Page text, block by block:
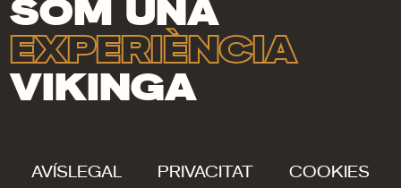
EXPERIÈNCIA
VIKINGA
AVÍSLEGAL PRIVACITAT
COOKIES